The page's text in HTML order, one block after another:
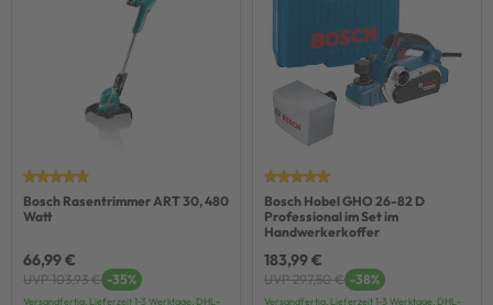
Bosch Rasentrimmer ART 30, 480
Watt
66,99 €
UVP 103,93 € -35%
Versandfertig, Lieferzeit 1-3 Werktage, DHL-
Bosch Hobel GHO 26-82 D
Professional im Set im
Handwerkerkoffer
183,99 €
UVP 297,50 € -38%
Versandfertig, Lieferzeit 1-3 Werktage, DHL-